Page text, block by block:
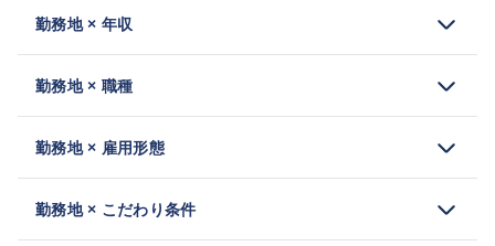
勤務地 × 年収
勤務地 × 職種
勤務地 × 雇用形態
勤務地 × こだわり条件